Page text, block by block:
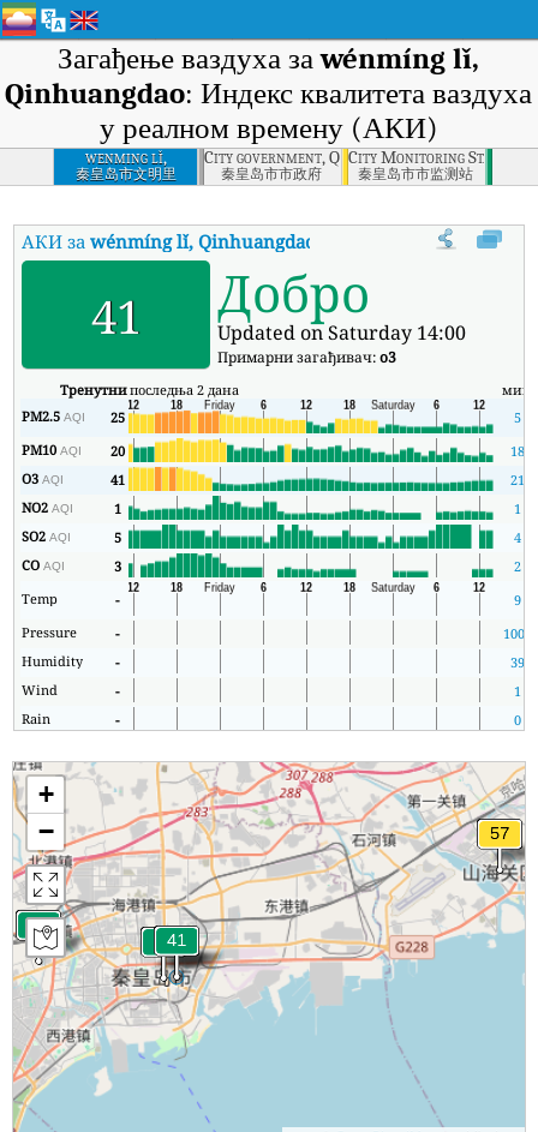
Загађење ваздуха заwénmíng lǐ,
Qinhuangdao: Индекс квалитета ваздуха
у реалном времену (АКИ)
wenming lǐ,
Qinhuangdao
秦皇岛市文明里
City government, Qinhuangdao
秦皇岛市市政府
City Monitoring Station,
秦皇岛市市监测站
АКИ заwénmíng lǐ, Qinhuangdao Индекс квалитета
41 Добро
Updated on Saturday 14:00
Примарни загађивач:o3
Тренутнипоследња 2 дана мин
PM2.5AQI 25
5
PM10AQI 20
18
O3AQI 41
21
NO2AQI 1
1
SO2AQI 5
4
COAQI 3
2
Temp
-
9
Pressure
- 1009
Humidity
-
39
Wind
-
1
Rain
- 0
+
−